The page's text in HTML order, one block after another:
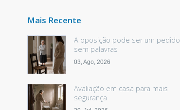
Mais Recente
A oposição pode ser um pedido
sem palavras
03, Ago, 2026
Avaliação em casa para mais
segurança